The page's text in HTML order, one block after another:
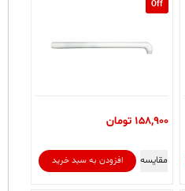
Off
158,900 تومان
افزودن به سبد خرید مقایسه